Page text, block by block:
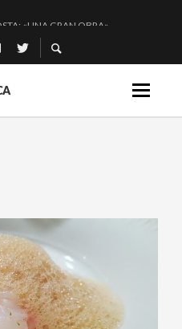
«UNA GRAN OBRA»
MUCHO MÁS QUE UN BAR.
Y BRILLANTE.